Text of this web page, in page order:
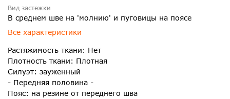
Вид застежки
В среднем шве на 'молнию' и пуговицы на поясе
Все характеристики
Растяжимость ткани: Нет
Плотность ткани: Плотная
Силуэт: зауженный
- Передняя половина -
Пояс: на резине от переднего шва